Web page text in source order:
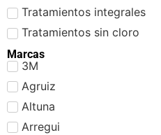
Tratamientos integrales
Tratamientos sin cloro
Marcas
3M
Agruiz
Altuna
Arregui